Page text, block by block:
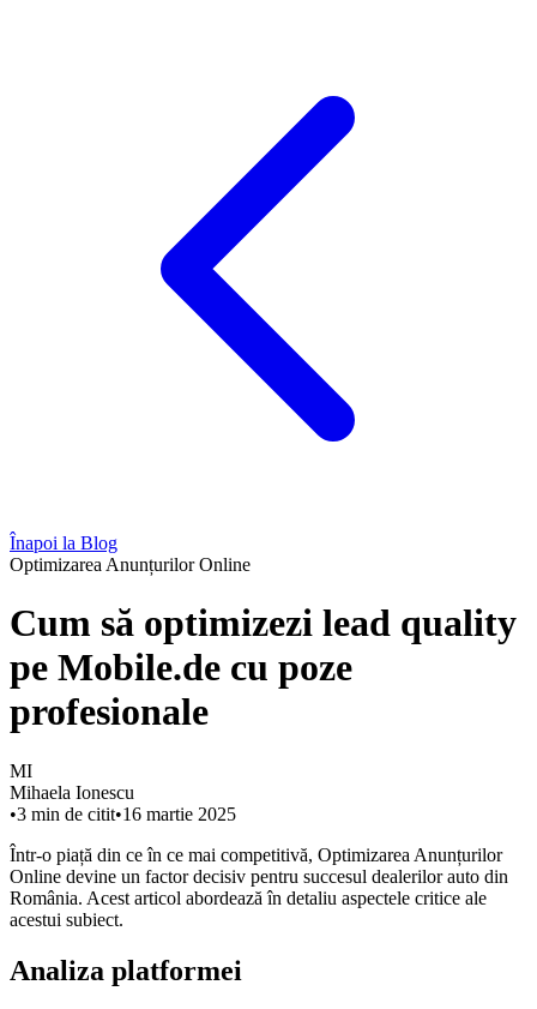
Înapoi la Blog
Optimizarea Anunțurilor Online
Cum să optimizezi lead quality
pe Mobile.de cu poze
profesionale
MI
Mihaela Ionescu
•3 min de citit•16 martie 2025
Într-o piață din ce în ce mai competitivă, Optimizarea Anunțurilor
Online devine un factor decisiv pentru succesul dealerilor auto din
România. Acest articol abordează în detaliu aspectele critice ale
acestui subiect.
Analiza platformei